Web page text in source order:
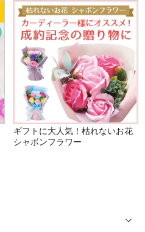
ギフトに大人気！枯れないお花
シャボンフラワー